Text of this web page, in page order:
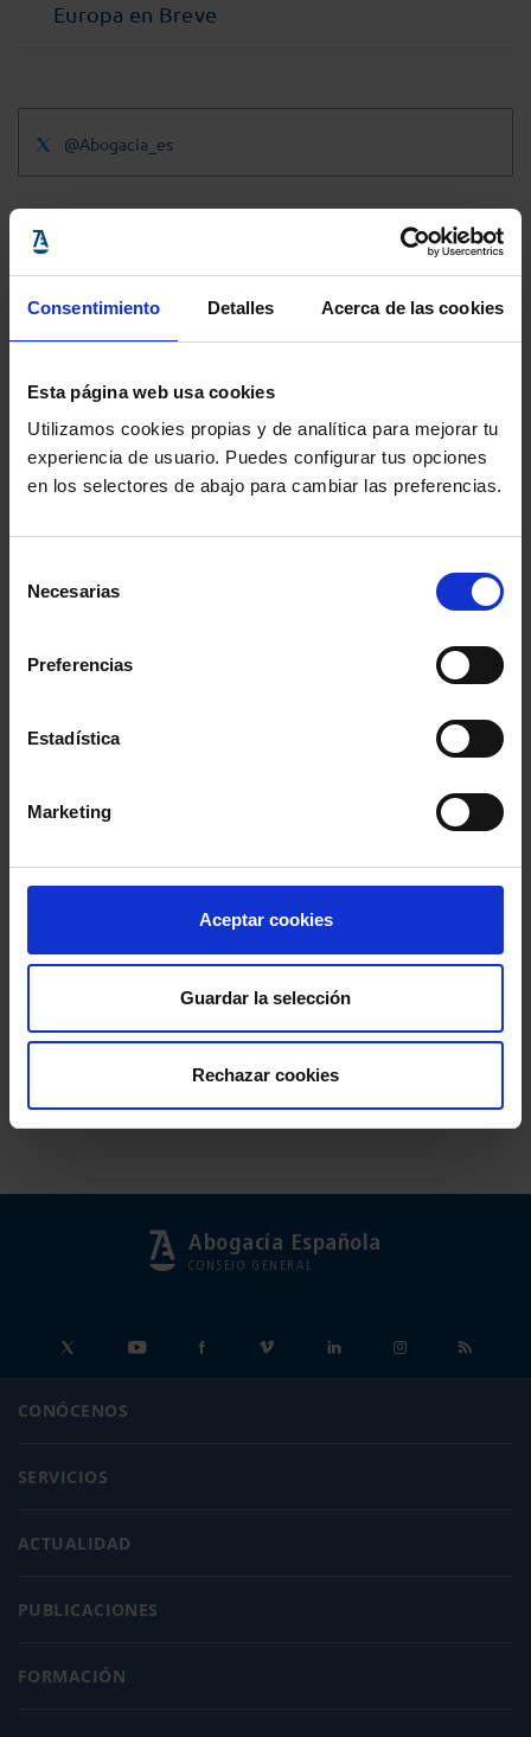
Consentimiento Detalles Acerca de las cookies
Esta página web usa cookies
Utilizamos cookies propias y de analítica para mejorar tu
experiencia de usuario. Puedes configurar tus opciones
en los selectores de abajo para cambiar las preferencias.
Necesarias
Preferencias
Estadística
Marketing
Aceptar cookies
Guardar la selección
Rechazar cookies
Europa en Breve
@Abogacia_es
Abogacía Española
CONSEJO GENERAL
CONÓCENOS
SERVICIOS
ACTUALIDAD
PUBLICACIONES
FORMACIÓN